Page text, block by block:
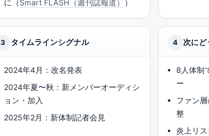
に（Smart FLASH（週刊誌報道） ）
3 タイムラインシグナル
2024年4月：改名発表
2024年夏〜秋：新メンバーオーディシ
ョン・加入
2025年2月：新体制記者会見
4 次にど
8人体制
ー
ファン
整
炎上リ